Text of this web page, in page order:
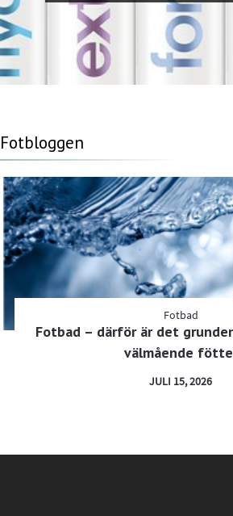
Fotbloggen
Fotbad
Fotbad – därför är det
välmående
JULI 15, 2026